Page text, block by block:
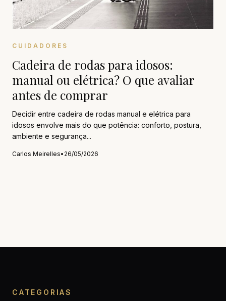
CUIDADORES
Cadeira de rodas para idosos:
manual ou elétrica? O que avaliar
antes de comprar
Decidir entre cadeira de rodas manual e elétrica para
idosos envolve mais do que potência: conforto, postura,
ambiente e segurança...
Carlos Meirelles• 26/05/2026
CATEGORIAS